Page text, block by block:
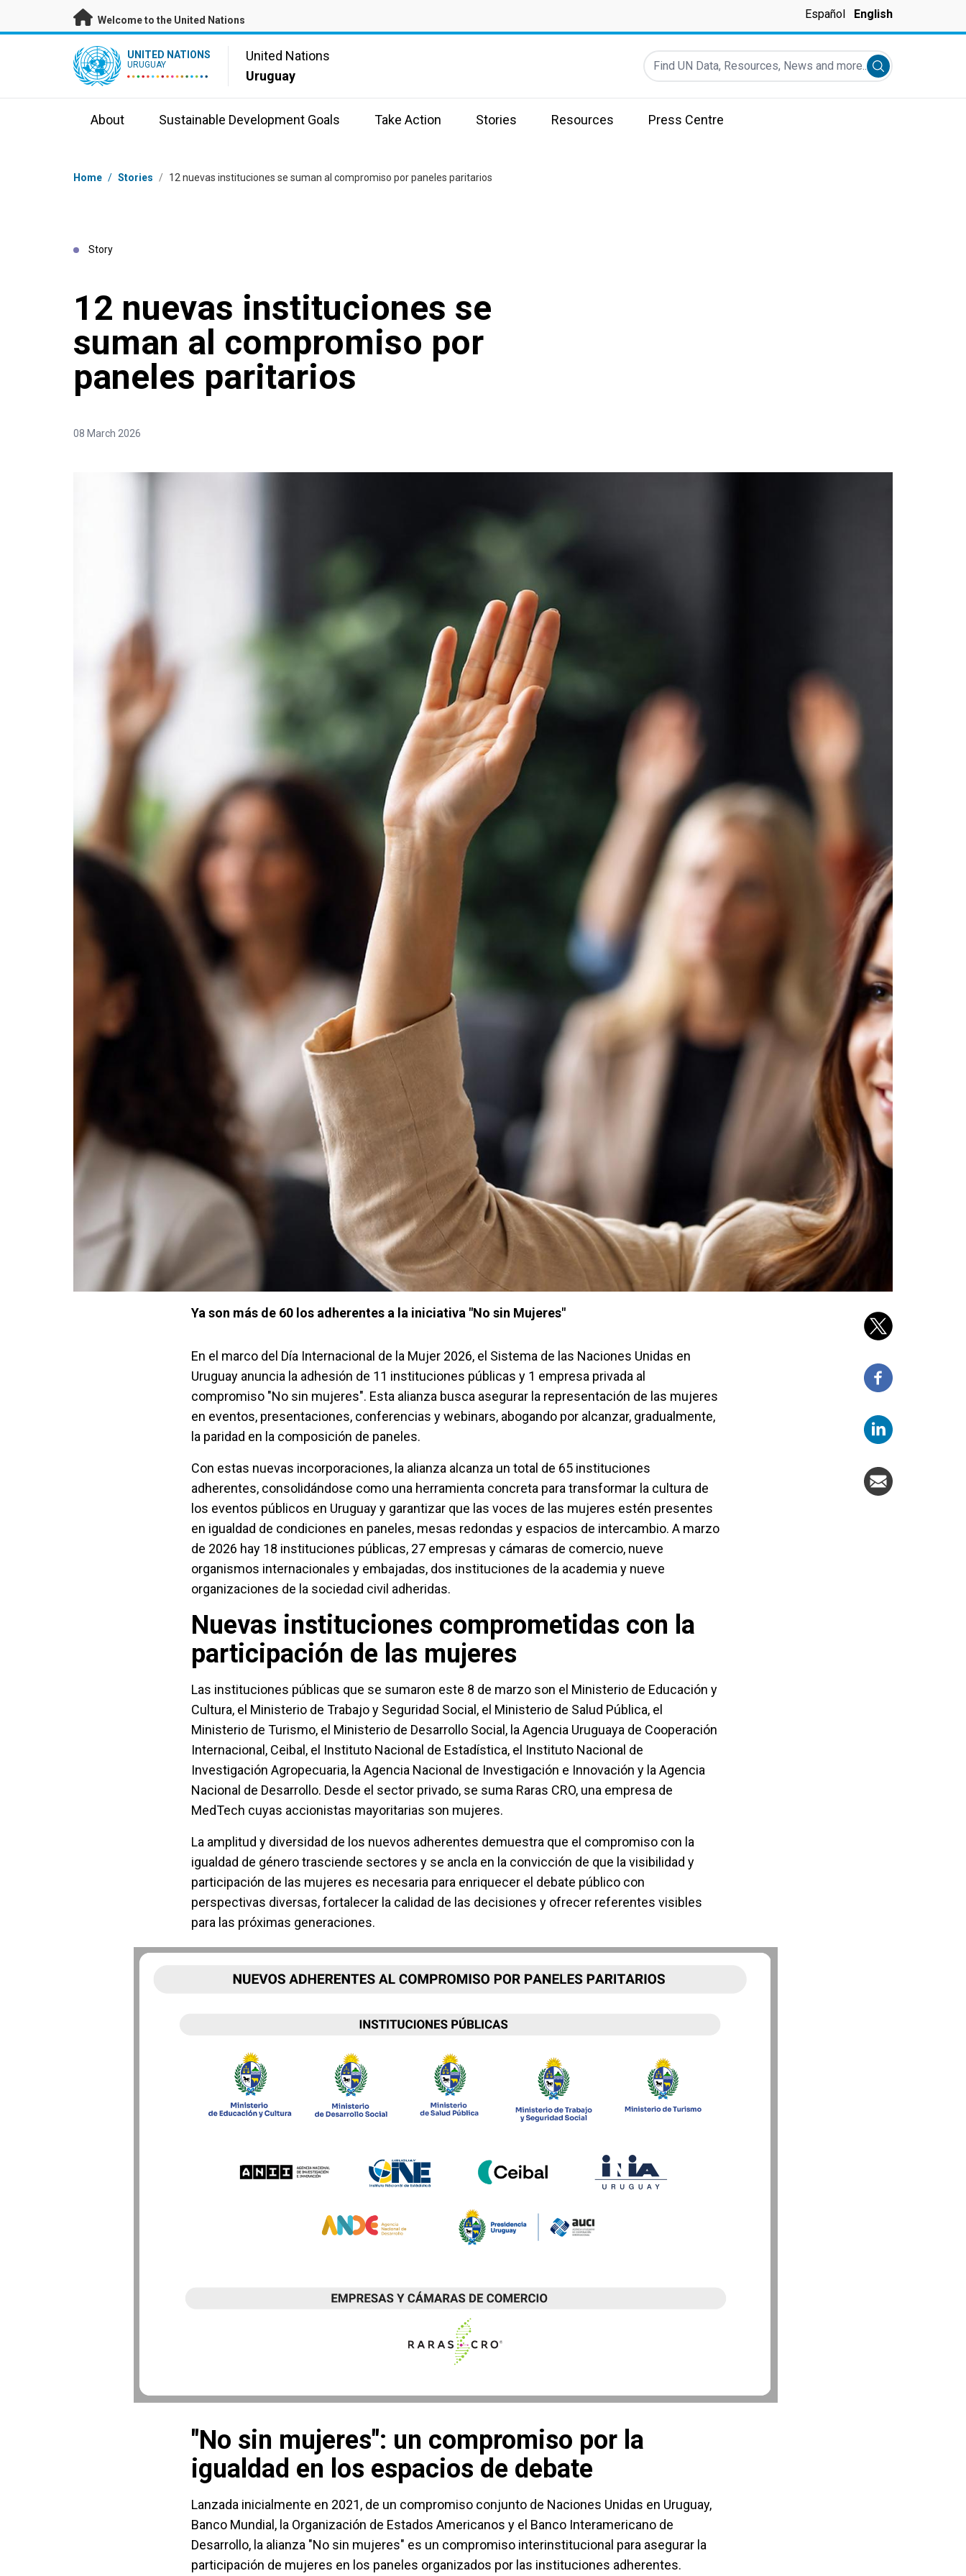
Skip to main content
Welcome to the United Nations Español English
UN Logo UNITED NATIONS
URUGUAY
United Nations
Uruguay
Find UN Data, Resources, News and more...
Submit search
About Sustainable Development Goals Take Action Stories Resources Press Centre
Breadcrumb
Home / Stories / 12 nuevas instituciones se suman al compromiso por paneles paritarios
Story
12 nuevas instituciones se
suman al compromiso por
paneles paritarios
08 March 2026
Ya son más de 60 los adherentes a la iniciativa "No sin Mujeres"
En el marco del Día Internacional de la Mujer 2026, el Sistema de las Naciones Unidas en
Uruguay anuncia la adhesión de 11 instituciones públicas y 1 empresa privada al
compromiso "No sin mujeres". Esta alianza busca asegurar la representación de las mujeres
en eventos, presentaciones, conferencias y webinars, abogando por alcanzar, gradualmente,
la paridad en la composición de paneles.
Con estas nuevas incorporaciones, la alianza alcanza un total de 65 instituciones
adherentes, consolidándose como una herramienta concreta para transformar la cultura de
los eventos públicos en Uruguay y garantizar que las voces de las mujeres estén presentes
en igualdad de condiciones en paneles, mesas redondas y espacios de intercambio. A marzo
de 2026 hay 18 instituciones públicas, 27 empresas y cámaras de comercio, nueve
organismos internacionales y embajadas, dos instituciones de la academia y nueve
organizaciones de la sociedad civil adheridas.
Nuevas instituciones comprometidas con la
participación de las mujeres
Las instituciones públicas que se sumaron este 8 de marzo son el Ministerio de Educación y
Cultura, el Ministerio de Trabajo y Seguridad Social, el Ministerio de Salud Pública, el
Ministerio de Turismo, el Ministerio de Desarrollo Social, la Agencia Uruguaya de Cooperación
Internacional, Ceibal, el Instituto Nacional de Estadística, el Instituto Nacional de
Investigación Agropecuaria, la Agencia Nacional de Investigación e Innovación y la Agencia
Nacional de Desarrollo. Desde el sector privado, se suma Raras CRO, una empresa de
MedTech cuyas accionistas mayoritarias son mujeres.
La amplitud y diversidad de los nuevos adherentes demuestra que el compromiso con la
igualdad de género trasciende sectores y se ancla en la convicción de que la visibilidad y
participación de las mujeres es necesaria para enriquecer el debate público con
perspectivas diversas, fortalecer la calidad de las decisiones y ofrecer referentes visibles
para las próximas generaciones.
"No sin mujeres": un compromiso por la
igualdad en los espacios de debate
Lanzada inicialmente en 2021, de un compromiso conjunto de Naciones Unidas en Uruguay,
Banco Mundial, la Organización de Estados Americanos y el Banco Interamericano de
Desarrollo, la alianza "No sin mujeres" es un compromiso interinstitucional para asegurar la
participación de mujeres en los paneles organizados por las instituciones adherentes.